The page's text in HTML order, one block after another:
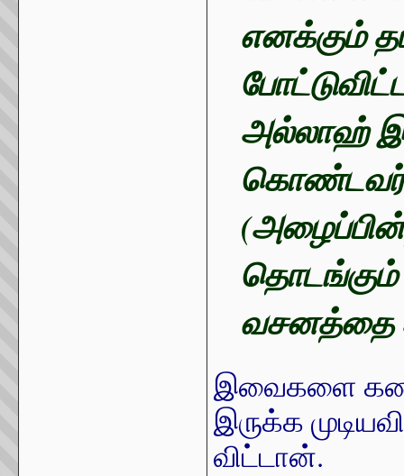
எனக்கும்
அல்லாஹ்
தொடங்கும்
வசனத்தை
இவைகளை
இருக்க
விட்டான்.